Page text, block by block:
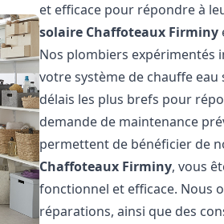
et efficace pour répondre à
solaire Chaffoteaux Firminy
Nos plombiers
votre système de chauffe
délais les plus brefs pour
demande de maintenance
permettent de bénéficier de
Chaffoteaux Firminy, vous
fonctionnel et efficace. Nous
réparations, ainsi que des